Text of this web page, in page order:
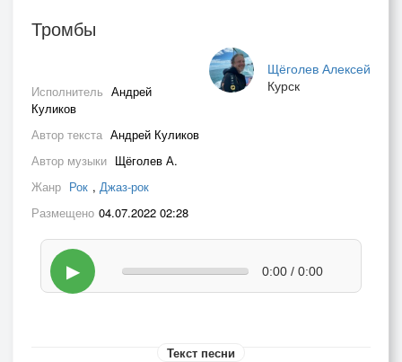
Тромбы
Щёголев Алексей
Курск
Исполнитель Андрей
Куликов
Автор текста Андрей Куликов
Автор музыки Щёголев А.
Жанр Рок , Джаз-рок
Размещено 04.07.2022 02:28
▶ 0:00 / 0:00
Текст песни